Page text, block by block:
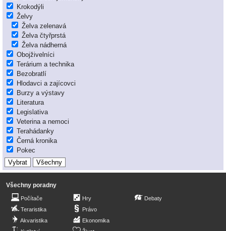
Krokodýli
Želvy
Želva zelenavá
Želva čtyřprstá
Želva nádherná
Obojživelníci
Terárium a technika
Bezobratlí
Hlodavci a zajícovci
Burzy a výstavy
Literatura
Legislativa
Veterina a nemoci
Terahádanky
Černá kronika
Pokec
Všechny poradny
Počítače
Teraristika
Akvaristika
Hry
Právo
Ekonomika
Debaty